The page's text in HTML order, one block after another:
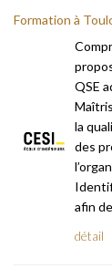
Formation à
QSE
la
des
afin
détail